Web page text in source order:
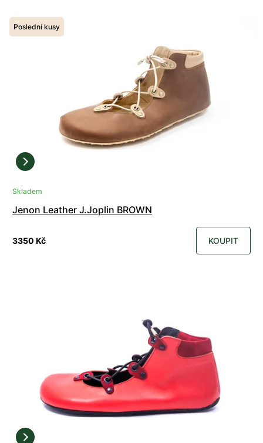
Poslední kusy
Skladem
Jenon Leather J.Joplin BROWN
3350 Kč KOUPIT